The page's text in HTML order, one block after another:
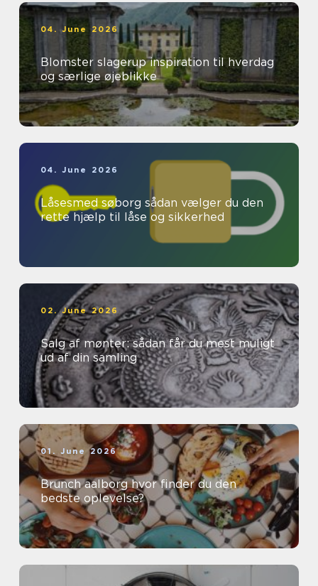
04. June 2026
Blomster slagerup inspiration til hverdag
og særlige øjeblikke
04. June 2026
Låsesmed søborg sådan vælger du den
rette hjælp til låse og sikkerhed
02. June 2026
Salg af mønter: sådan får du mest muligt
ud af din samling
01. June 2026
Brunch aalborg hvor finder du den
bedste oplevelse?